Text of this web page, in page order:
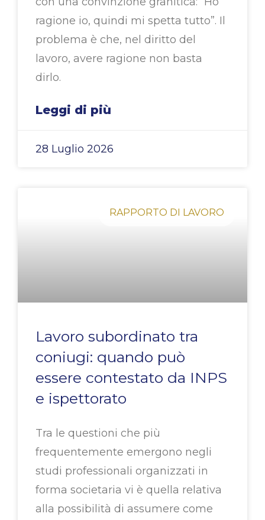
ragione io, quindi mi spetta tutto”. Il
problema è che, nel diritto del
lavoro, avere ragione non basta
dirlo.
Leggi di più
28 Luglio 2026
RAPPORTO DI LAVORO
Lavoro subordinato tra
coniugi: quando può
essere contestato da INPS
e ispettorato
Tra le questioni che più
frequentemente emergono negli
studi professionali organizzati in
forma societaria vi è quella relativa
alla possibilità di assumere come